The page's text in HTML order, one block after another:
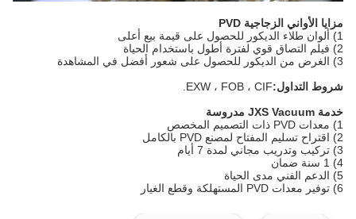
مزايا الأواني الزجاجية PVD
شروط التداول:EXW ، FOB ، CIF.
خدمة JXS Vacuum مدروسة
4) 1 سنة ضمان
5) الدعم الفني مدى الحياة